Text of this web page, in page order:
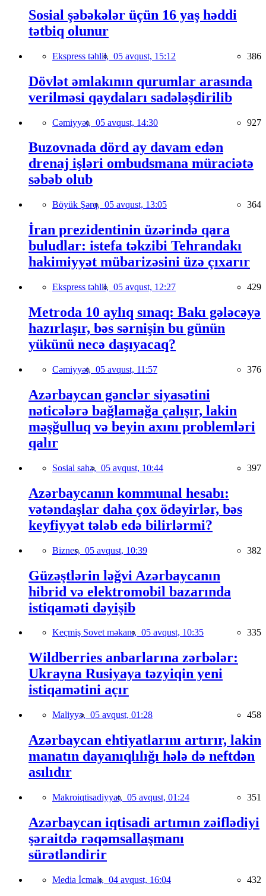
Sosial şəbəkələr üçün 16 yaş həddi
tətbiq olunur
Ekspress təhlil, 05 avqust, 15:12 386
Dövlət əmlakının qurumlar arasında
verilməsi qaydaları sadələşdirilib
Cəmiyyət, 05 avqust, 14:30 927
Buzovnada dörd ay davam edən
drenaj işləri ombudsmana müraciətə
səbəb olub
Böyük Şərq, 05 avqust, 13:05 364
İran prezidentinin üzərində qara
buludlar: istefa təkzibi Tehrandakı
hakimiyyət mübarizəsini üzə çıxarır
Ekspress təhlil, 05 avqust, 12:27 429
Metroda 10 aylıq sınaq: Bakı gələcəyə
hazırlaşır, bəs sərnişin bu günün
yükünü necə daşıyacaq?
Cəmiyyət, 05 avqust, 11:57 376
Azərbaycan gənclər siyasətini
nəticələrə bağlamağa çalışır, lakin
məşğulluq və beyin axını problemləri
qalır
Sosial sahə, 05 avqust, 10:44 397
Azərbaycanın kommunal hesabı:
vətəndaşlar daha çox ödəyirlər, bəs
keyfiyyət tələb edə bilirlərmi?
Biznes, 05 avqust, 10:39 382
Güzəştlərin ləğvi Azərbaycanın
hibrid və elektromobil bazarında
istiqaməti dəyişib
Keçmiş Sovet məkanı, 05 avqust, 10:35 335
Wildberries anbarlarına zərbələr:
Ukrayna Rusiyaya təzyiqin yeni
istiqamətini açır
Maliyyə, 05 avqust, 01:28 458
Azərbaycan ehtiyatlarını artırır, lakin
manatın dayanıqlılığı hələ də neftdən
asılıdır
Makroiqtisadiyyat, 05 avqust, 01:24 351
Azərbaycan iqtisadi artımın zəiflədiyi
şəraitdə rəqəmsallaşmanı
sürətləndirir
Media İcmalı, 04 avqust, 16:04 432